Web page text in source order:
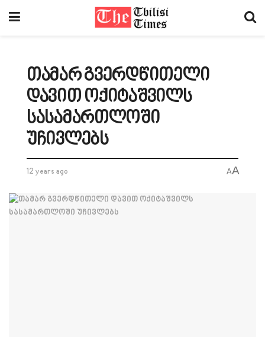
თამარ გვერდწითელი
დავით ოქიტაშვილს
სასამართლოში
უჩივლებს
12 years ago AA